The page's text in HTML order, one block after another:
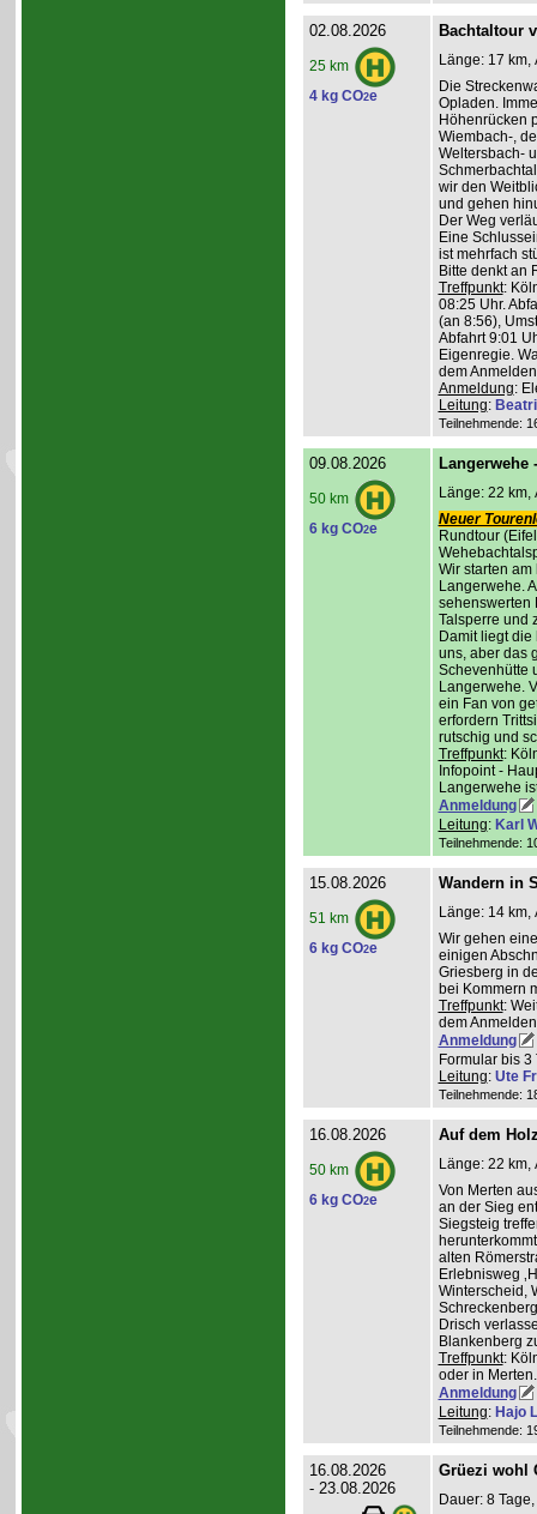
02.08.2026
25 km
4 kg CO2e
Bachtaltour
Länge: 17 km,
Die
Opladen.
Höhenrücken
Wiembach-,
Weltersbach-
wir den
und gehen
Der Weg
Eine
ist mehrfach
Bitte denkt an
Treffpunkt:
08:25 Uhr.
(an 8:56),
Abfahrt 9:01
Eigenregie.
dem Anmelden
Anmeldung:
Leitung:
Teilnehmende:
09.08.2026
50 km
6 kg CO2e
Langerwehe
Länge: 22 km,
Neuer
Rundtour
Wir starten
Langerwehe.
sehenswerten
Talsperre und
Damit liegt
uns, aber das
Schevenhütte
Langerwehe.
ein Fan von
erfordern
rutschig und
Treffpunkt:
Infopoint -
Langerwehe
Anmeldung
Leitung: Karl
Teilnehmende:
15.08.2026
51 km
6 kg CO2e
Wandern in
Länge: 14 km,
Wir gehen
einigen
Griesberg in
bei Kommern
Treffpunkt:
dem
Anmeldung
Formular bis 3
Leitung: Ute
Teilnehmende:
16.08.2026
50 km
6 kg CO2e
Auf dem
Länge: 22 km,
Von Merten
an der Sieg
Siegsteig
alten
Erlebnisweg
Winterscheid,
Drisch
Blankenberg
Treffpunkt:
oder in
Anmeldung
Leitung: Hajo
Teilnehmende:
16.08.2026
- 23.08.2026
Grüezi wohl
Dauer: 8